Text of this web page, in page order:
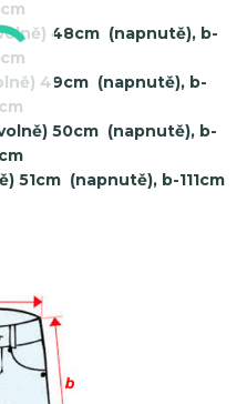
48cm (napnutě), b-
49cm (napnutě), b-
50cm (napnutě), b-
51cm (napnutě), b-111cm